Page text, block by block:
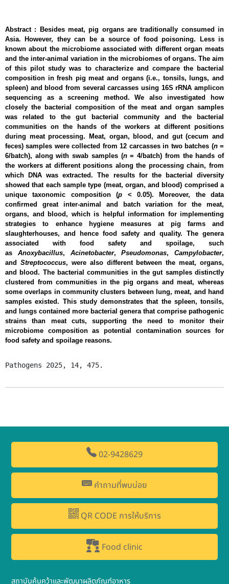
Abstract : Besides meat, pig organs are traditionally consumed in
Asia. However, they can be a source of food poisoning. Less is
known about the microbiome associated with different organ meats
and the inter-animal variation in the microbiomes of organs. The aim
of this pilot study was to characterize and compare the bacterial
composition in fresh pig meat and organs (i.e., tonsils, lungs, and
spleen) and blood from several carcasses using 16S rRNA amplicon
sequencing as a screening method. We also investigated how
closely the bacterial composition of the meat and organ samples
was related to the gut bacterial community and the bacterial
communities on the hands of the workers at different positions
during meat processing. Meat, organ, blood, and gut (cecum and
feces) samples were collected from 12 carcasses in two batches (n=
6/batch), along with swab samples (n= 4/batch) from the hands of
the workers at different positions along the processing chain, from
which DNA was extracted. The results for the bacterial diversity
showed that each sample type (meat, organ, and blood) comprised a
unique taxonomic composition (p < 0.05). Moreover, the data
confirmed great inter-animal and batch variation for the meat,
organs, and blood, which is helpful information for implementing
strategies to enhance hygiene measures at pig farms and
slaughterhouses, and hence food safety and quality. The genera
associated with food safety and spoilage, such
as Anoxybacillus, Acinetobacter,Pseudomonas, Campylobacter,
and Streptococcus, were also different between the meat, organs,
and blood. The bacterial communities in the gut samples distinctly
clustered from communities in the pig organs and meat, whereas
some overlaps in community clusters between lung, meat, and hand
samples existed. This study demonstrates that the spleen, tonsils,
and lungs contained more bacterial genera that comprise pathogenic
strains than meat cuts, supporting the need to monitor their
microbiome composition as potential contamination sources for
food safety and spoilage reasons.
Pathogens 2025, 14, 475.
02-9428629
คำถามที่พบบ่อย
QR CODE การให้บริการ
Food clinic
สถาบันค้นคว้าและพัฒนาผลิตภัณฑ์อาหาร